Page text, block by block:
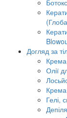
Догляд за
Крема
Олії
Крема
Гелі,